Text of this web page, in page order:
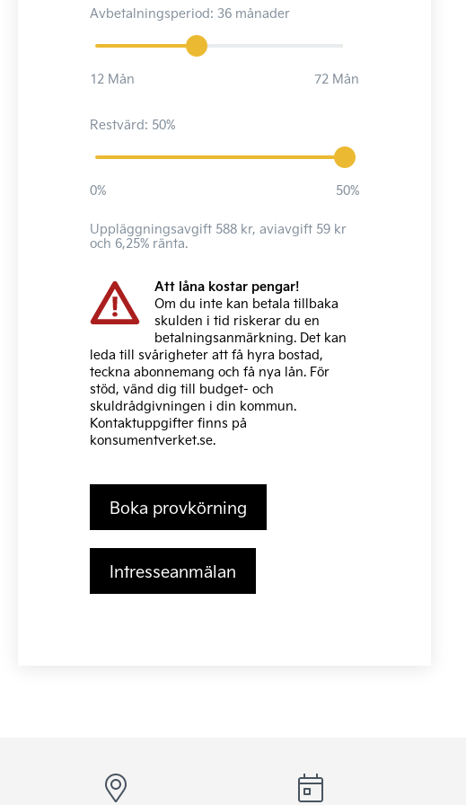
Avbetalningsperiod: 36 månader
12 Mån 72 Mån
Restvärd: 50%
0% 50%
Uppläggningsavgift 588 kr, aviavgift 59 kr
och 6,25% ränta.
Att låna kostar pengar!
Om du inte kan betala tillbaka
skulden i tid riskerar du en
betalningsanmärkning. Det kan
leda till svårigheter att få hyra bostad,
teckna abonnemang och få nya lån. För
stöd, vänd dig till budget- och
skuldrådgivningen i din kommun.
Kontaktuppgifter finns på
konsumentverket.se.
Boka provkörning
Intresseanmälan